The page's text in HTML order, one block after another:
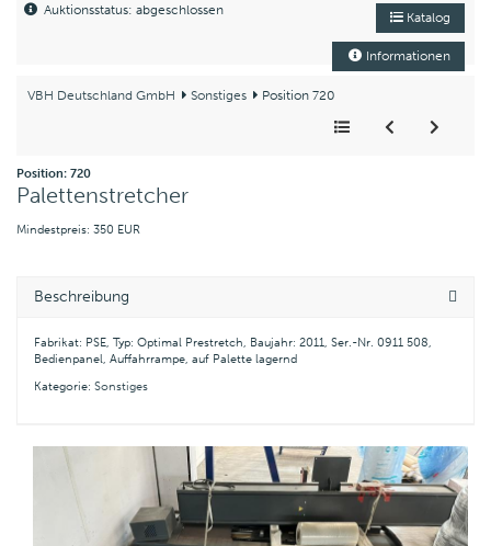
Auktionsstatus: abgeschlossen
Katalog
Informationen
VBH Deutschland GmbH Sonstiges Position 720
Position: 720
Palettenstretcher
Mindestpreis: 350 EUR
Beschreibung
Fabrikat: PSE, Typ: Optimal Prestretch, Baujahr: 2011, Ser.-Nr. 0911 508,
Bedienpanel, Auffahrrampe, auf Palette lagernd
Kategorie: Sonstiges